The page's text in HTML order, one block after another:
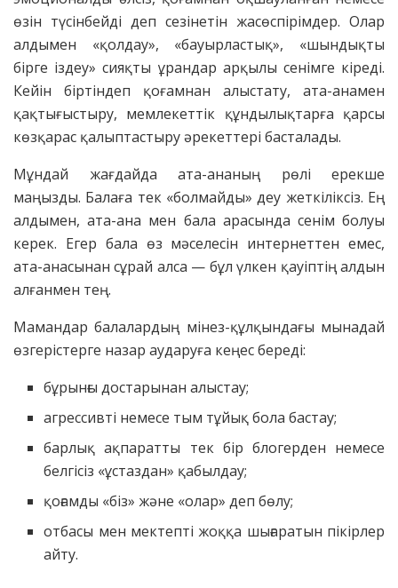
өзін түсінбейді деп сезінетін жасөспірімдер. Олар
алдымен «қолдау», «бауырластық», «шындықты
бірге іздеу» сияқты ұрандар арқылы сенімге кіреді.
Кейін біртіндеп қоғамнан алыстату, ата-анамен
қақтығыстыру, мемлекеттік құндылықтарға қарсы
көзқарас қалыптастыру әрекеттері басталады.
Мұндай жағдайда ата-ананың рөлі ерекше
маңызды. Балаға тек «болмайды» деу жеткіліксіз. Ең
алдымен, ата-ана мен бала арасында сенім болуы
керек. Егер бала өз мәселесін интернеттен емес,
ата-анасынан сұрай алса — бұл үлкен қауіптің алдын
алғанмен тең.
Мамандар балалардың мінез-құлқындағы мынадай
өзгерістерге назар аударуға кеңес береді:
бұрынғы достарынан алыстау;
агрессивті немесе тым тұйық бола бастау;
барлық ақпаратты тек бір блогерден немесе
белгісіз «ұстаздан» қабылдау;
қоғамды «біз» және «олар» деп бөлу;
отбасы мен мектепті жоққа шығаратын пікірлер
айту.